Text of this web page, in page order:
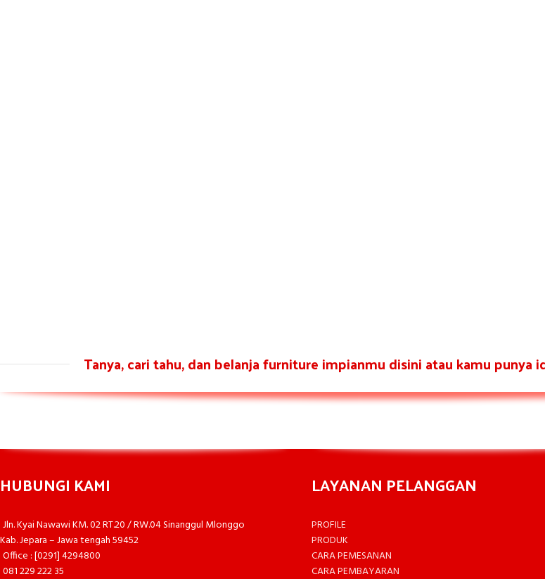
Tanya, cari tahu, dan belanja furniture impianmu disini atau kamu punya
HUBUNGI KAMI
Jln. Kyai Nawawi KM. 02 RT.20 / RW.04 Sinanggul Mlonggo
Kab. Jepara – Jawa tengah 59452
Office : [0291] 4294800
081 229 222 35
LAYANAN PELANGGAN
PROFILE
PRODUK
CARA PEMESANAN
CARA PEMBAYARAN